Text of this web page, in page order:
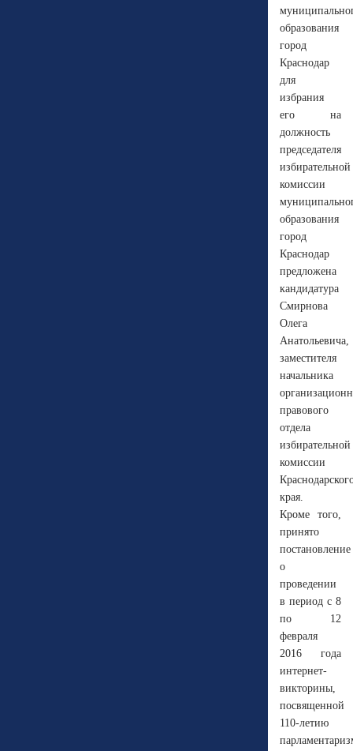
образования
город
Краснодар
для
избрания
его на
должность
председателя
избирательной
комиссии
образования
город
Краснодар
предложена
кандидатура
Смирнова
Олега
Анатольевича,
заместителя
начальника
правового
отдела
избирательной
комиссии
края.
Кроме того,
принято
постановление
о
проведении
в период с 8
по 12
февраля
2016 года
интернет-
викторины,
посвященной
110-летию